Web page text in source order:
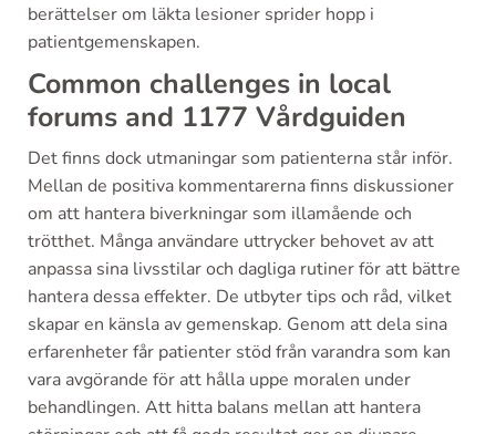
berättelser om läkta lesioner sprider hopp i
patientgemenskapen.
Common challenges in local
forums and 1177 Vårdguiden
Det finns dock utmaningar som patienterna står inför.
Mellan de positiva kommentarerna finns diskussioner
om att hantera biverkningar som illamående och
trötthet. Många användare uttrycker behovet av att
anpassa sina livsstilar och dagliga rutiner för att bättre
hantera dessa effekter. De utbyter tips och råd, vilket
skapar en känsla av gemenskap. Genom att dela sina
erfarenheter får patienter stöd från varandra som kan
vara avgörande för att hålla uppe moralen under
behandlingen. Att hitta balans mellan att hantera